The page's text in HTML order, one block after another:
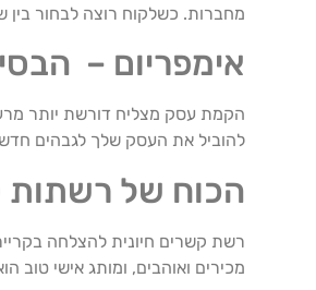
מחברות. כשלקוח רוצה לבחור בין
אימפריום –
הקמת עסק מצליח דורשת יותר
להוביל את העסק שלך לגבהים
הכוח של רשתות
רשת קשרים חיונית להצלחה
מכירים ואוהבים, ומותג אישי